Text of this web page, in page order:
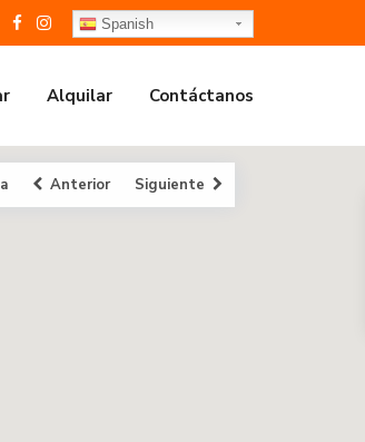
Spanish
Alquilar Contáctanos
Anterior Siguiente